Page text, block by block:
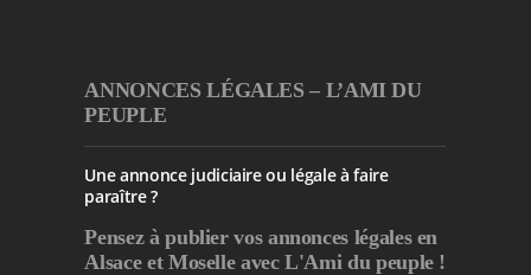
ANNONCES LÉGALES – L’AMI DU
PEUPLE
Une annonce judiciaire ou légale à faire
paraître ?
Pensez à publiervos annonces légales en
Alsace et Moselle avec L'Ami du peuple !